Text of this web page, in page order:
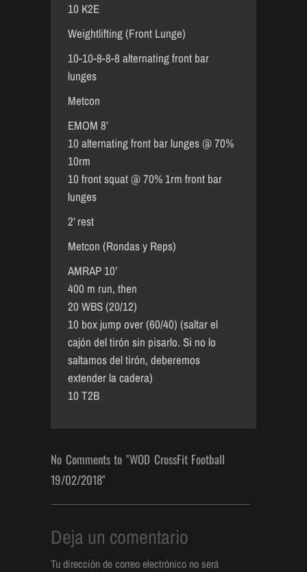
10 K2E
Weightlifting (Front Lunge)
10-10-8-8-8 alternating front bar
lunges
Metcon
EMOM 8’
10 alternating front bar lunges @ 70%
10rm
10 front squat @ 70% 1rm front bar
lunges
2’ rest
Metcon (Rondas y Reps)
AMRAP 10’
400 m run, then
20 WBS (20/12)
10 box jump over (60/40) (saltar el
cajón del tirón sin pisarlo. Si no lo
saltamos del tirón, deberemos
extender la cadera)
10 T2B
No Comments to "WOD CrossFit Football
19/02/2018"
Deja un comentario
Tu dirección de correo electrónico no será